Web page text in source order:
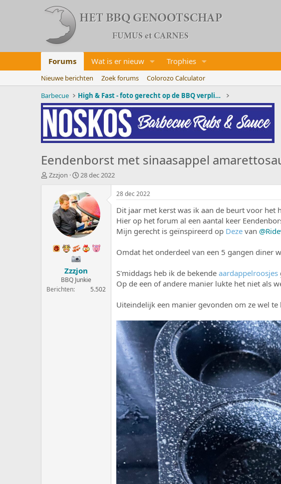
Forums Wat is er nieuw Trophies
Nieuwe berichten Zoek forums
Colorozo Calculator
Barbecue
High & Fast - foto gerecht op de BBQ verplicht!
Eendenborst met sinaasappel
O
w
t
Zzzjon
S
a
r
t
d
a
t
u
m
28 dec 2022
Zzzjon
BBQ Junkie
Berichten
5.502
28 dec 2022
Dit jaar met kerst was ik aan de beurt voor het
Hier op het forum al een aantal keer
Mijn gerecht is geïnspireerd op Deze van
Omdat het onderdeel van een 5 gangen diner
S'middags heb ik de bekende aardappelroosjes
Op de een of andere manier lukte het niet als
Uiteindelijk een manier gevonden om ze wel